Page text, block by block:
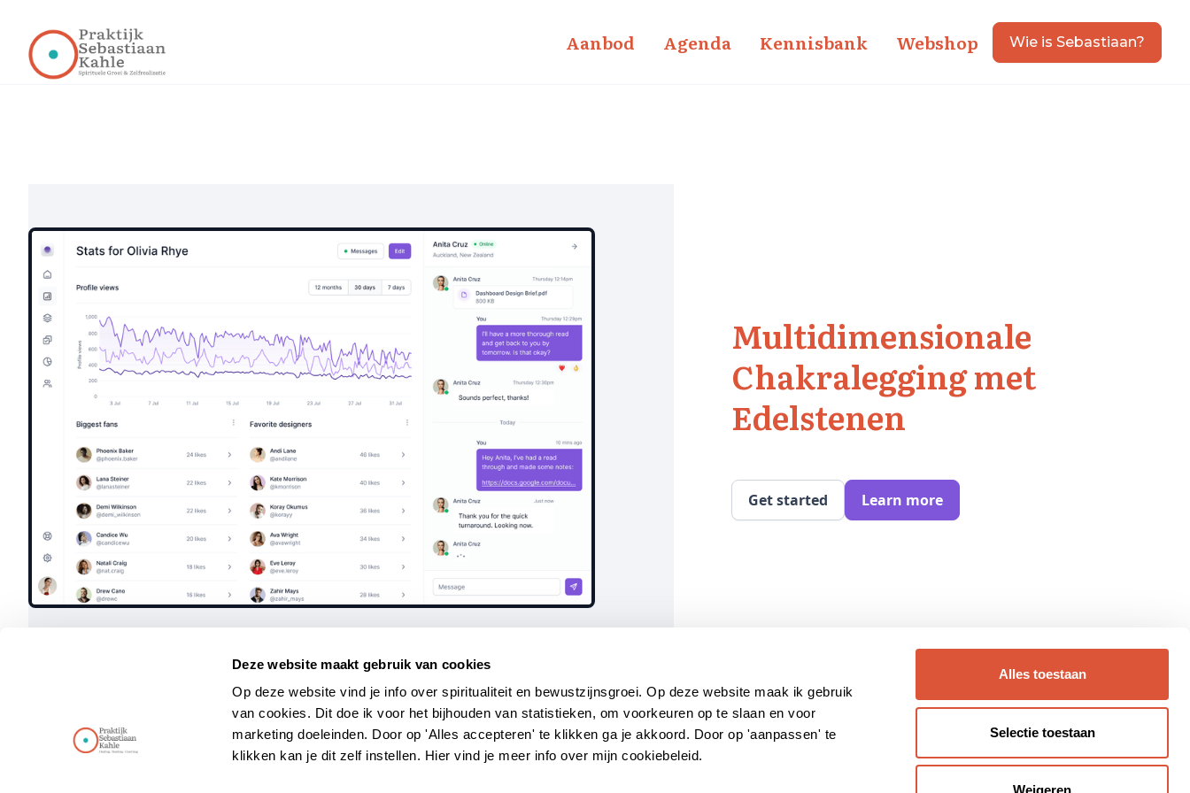
Deze website maakt gebruik van cookies
Op deze website vind je info over spiritualiteit en bewustzijnsgroei. Op deze website maak ik gebruik
van cookies. Dit doe ik voor het bijhouden van statistieken, om voorkeuren op te slaan en voor
marketing doeleinden. Door op 'Alles accepteren' te klikken ga je akkoord. Door op 'aanpassen' te
klikken kan je dit zelf instellen. Hier vind je meer info over mijn cookiebeleid.
Alles toestaan
Selectie toestaan
Weigeren
Aanbod Agenda Kennisbank Webshop Wie is Sebastiaan?
Multidimensionale
Chakralegging met
Edelstenen
Get started Learn more